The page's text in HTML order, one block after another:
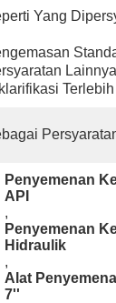
Yang
Penyemenan
API
,
Penyemenan
Hidraulik
,
Alat
7''